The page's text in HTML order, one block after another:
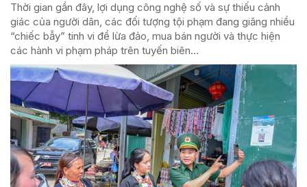
Thời gian gần đây, lợi dụng công nghệ số và sự thiếu cảnh
giác của người dân, các đối tượng tội phạm đang giăng nhiều
“chiếc bẫy” tinh vi để lừa đảo, mua bán người và thực hiện
các hành vi phạm pháp trên tuyến biên...